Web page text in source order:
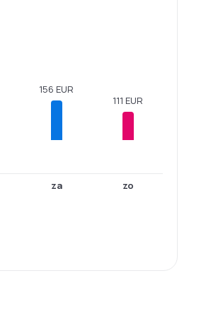
156 EUR
za
111 EUR
zo